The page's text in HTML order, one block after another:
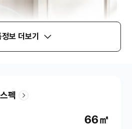
보 더보기
펙
66㎡